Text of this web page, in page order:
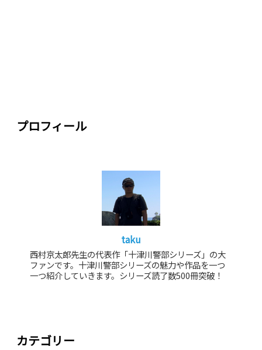
プロフィール
taku
西村京太郎先生の代表作「十津川警部シリーズ」の大
ファンです。十津川警部シリーズの魅力や作品を一つ
一つ紹介していきます。シリーズ読了数500冊突破！
カテゴリー